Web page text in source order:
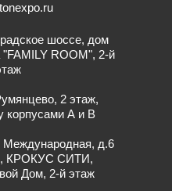
шоссе, дом
ROOM", 2-й
2 этаж,
корпусами А и В
Международная, д.6
КРОКУС СИТИ,
Дом, 2-й этаж